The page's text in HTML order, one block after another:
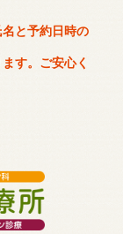
と予約日時の
す。ご安心く